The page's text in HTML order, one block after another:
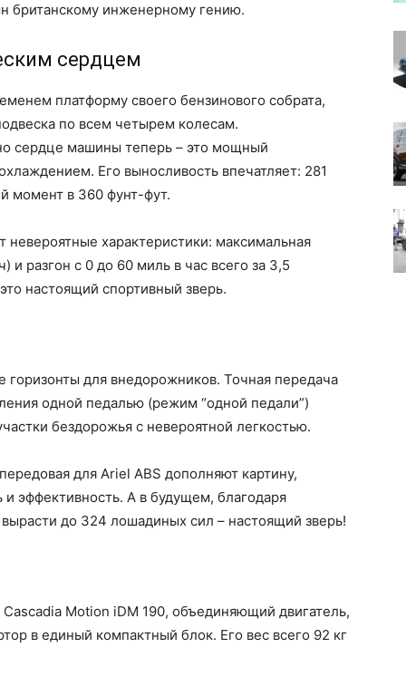
британскому инженерному гению.
сердцем
платформу своего бензинового собрата,
по всем четырем колесам.
сердце машины теперь – это мощный
Его выносливость впечатляет: 281
момент в 360 фунт-фут.
характеристики: максимальная
и разгон с 0 до 60 миль в час всего за 3,5
настоящий спортивный зверь.
для внедорожников. Точная передача
одной педалью (режим “одной педали”)
бездорожья с невероятной легкостью.
для Ariel ABS дополняют картину,
эффективность. А в будущем, благодаря
до 324 лошадиных сил – настоящий зверь!
Motion iDM 190, объединяющий двигатель,
в единый компактный блок. Его вес всего 92 кг